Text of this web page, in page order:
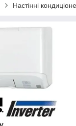
Настінні